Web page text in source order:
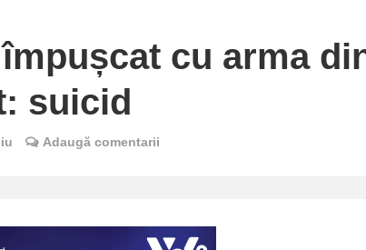
cu arma
suicid
Adaugă comentarii